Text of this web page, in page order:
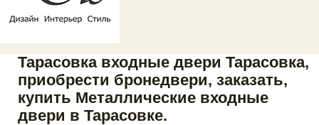
Тарасовка входные двери Тарасовка,
приобрести бронедвери, заказать,
купить Металлические входные
двери в Тарасовке.